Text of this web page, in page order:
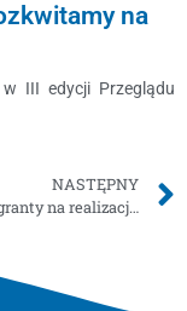
na
III edycji Przeglądu
NASTĘPNY
Przyznane granty na realizację projektów edukacyjnych “Nasze Pasje”